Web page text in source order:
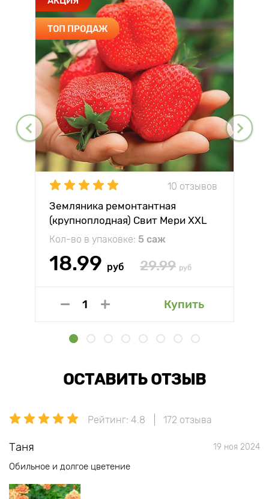
ТОП ПРОДАЖ
10 отзывов
Земляника ремонтантная
(крупноплодная) Свит Мери XXL
Кол-во в упаковке: 5 саж
18.99 руб 29.99 руб
Купить
ОСТАВИТЬ ОТЗЫВ
Рейтинг: 4.8 172 отзыва
Таня 19 ноя 2024
Обильное и долгое цветение